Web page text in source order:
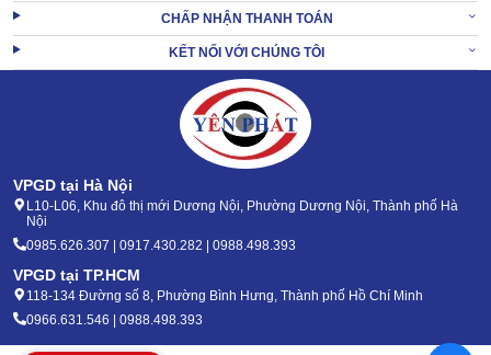
Thêm nữa với áp lực & hiệu suất phun rửa đứng hàng top, quá
trình phun rửa được giải quyết nhanh chóng.
Vậy nên, lượng điện nước tiêu hao vô cùng thấp, chỉ nhỉnh 70%
Máy bơm rửa xe áp lực công nghiệp LUTIAN
2. Báo giá thiết bị phun rửa áp lực cao Lutian
20M36-7.5T4
CHẤP NHẬN THANH TOÁN
KẾT NỐI VỚI CHÚNG TÔI
VPGD tại Hà Nội
L10-L06, Khu đô thị mới Dương Nội, Phường Dương Nội, Thành phố Hà
Nội
0985.626.307 | 0917.430.282 | 0988.498.393
VPGD tại TP.HCM
118-134 Đường số 8, Phường Bình Hưng, Thành phố Hồ Chí Minh
0966.631.546 | 0988.498.393